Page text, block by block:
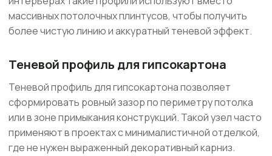
массивных потолочных плинтусов, чтобы получить
более чистую линию и аккуратный теневой эффект.
Теневой профиль для гипсокартона
Теневой профиль для гипсокартона позволяет
сформировать ровный зазор по периметру потолка
или в зоне примыкания конструкций. Такой узел часто
применяют в проектах с минималистичной отделкой,
где не нужен выраженный декоративный карниз.